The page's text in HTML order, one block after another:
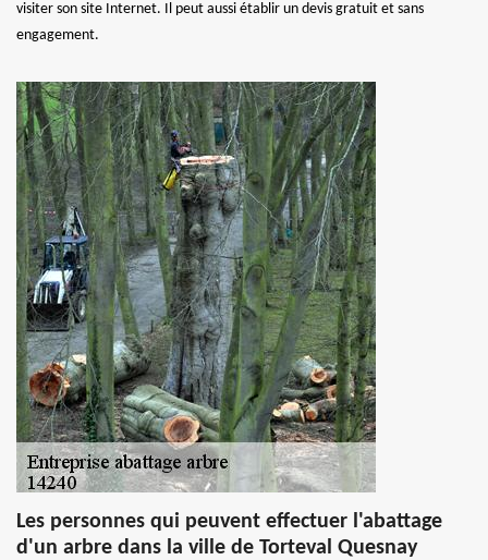
visiter son site Internet. Il peut aussi établir un devis gratuit et sans
engagement.
Les personnes qui peuvent effectuer l'abattage
d'un arbre dans la ville de Torteval Quesnay